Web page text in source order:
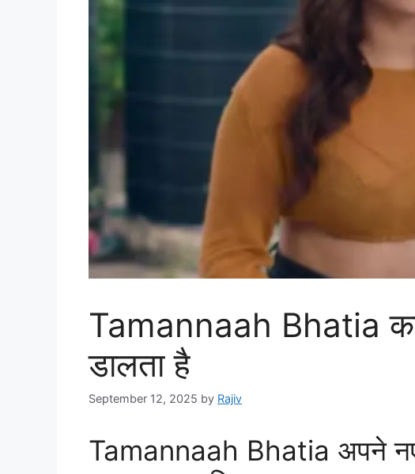
Tamannaah Bhatia का
डालता है
September 12, 2025 by Rajiv
Tamannaah Bhatia अपने नए